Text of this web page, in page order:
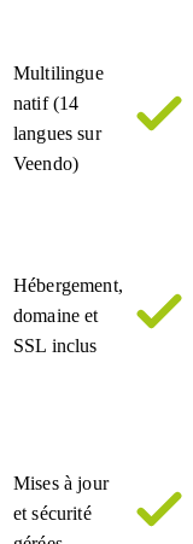
Multilingue
natif (14
langues sur
Veendo)
Hébergement,
domaine et
SSL inclus
Mises à jour
et sécurité